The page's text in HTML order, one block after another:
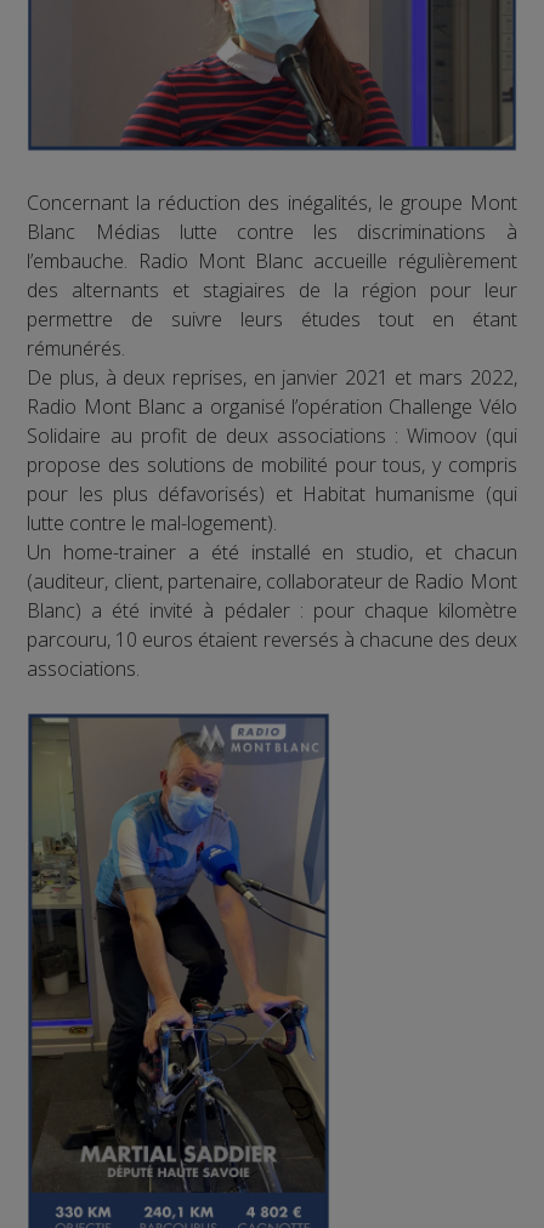
Concernant la réduction des inégalités, le groupe Mont
Blanc Médias lutte contre les discriminations à
l’embauche. Radio Mont Blanc accueille régulièrement
des alternants et stagiaires de la région pour leur
permettre de suivre leurs études tout en étant
rémunérés.
De plus, à deux reprises, en janvier 2021 et mars 2022,
Radio Mont Blanc a organisé l’opération Challenge Vélo
Solidaire au profit de deux associations : Wimoov (qui
propose des solutions de mobilité pour tous, y compris
pour les plus défavorisés) et Habitat humanisme (qui
lutte contre le mal-logement).
Un home-trainer a été installé en studio, et chacun
(auditeur, client, partenaire, collaborateur de Radio Mont
Blanc) a été invité à pédaler : pour chaque kilomètre
parcouru, 10 euros étaient reversés à chacune des deux
associations.